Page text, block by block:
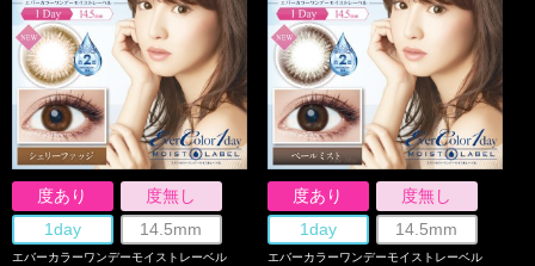
度あり
度無し
1day
14.5mm
エバーカラーワンデーモイストレーベル
度あり
度無し
1day
14.5mm
エバーカラーワンデーモイストレーベル